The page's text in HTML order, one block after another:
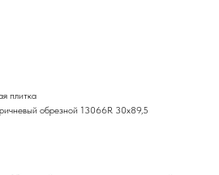
плитка
обрезной 13066R 30х89,5